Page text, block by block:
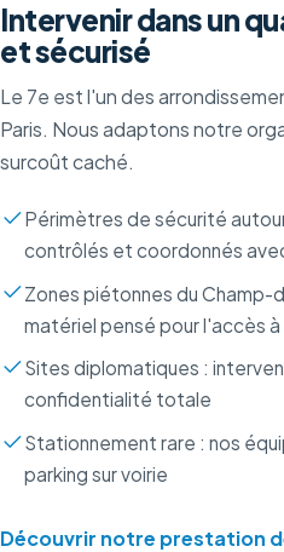
Intervenir dans un
et sécurisé
Le 7e est l'un des
Paris. Nous adaptons notre
surcoût caché.
Périmètres de sécurité
contrôlés et coordonnés
Zones piétonnes du Champ-
matériel pensé pour l'accès
Sites diplomatiques :
confidentialité totale
Stationnement rare : nos
parking sur voirie
Découvrir notre prestation